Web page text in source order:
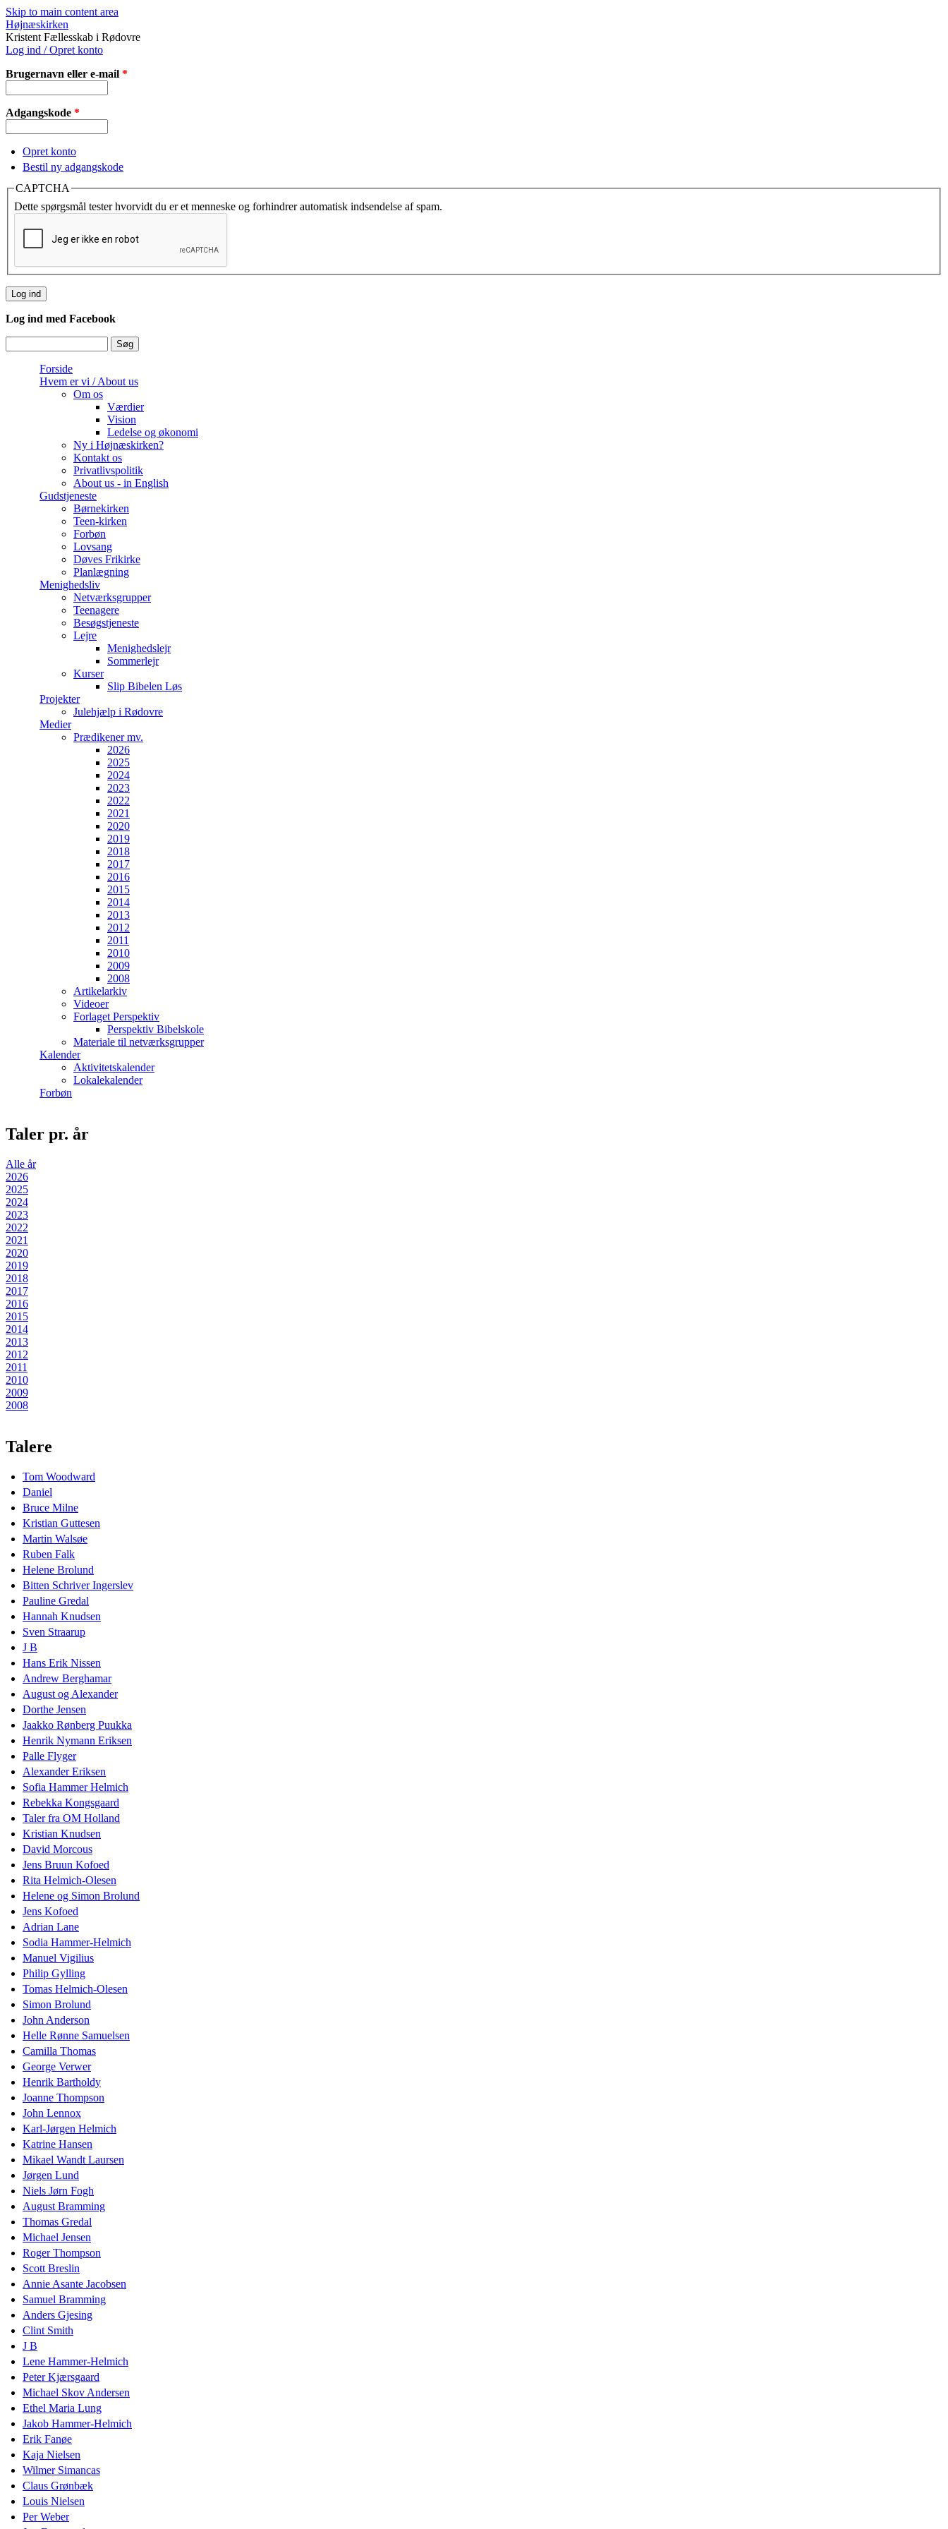
Skip to main content area
Højnæskirken
Kristent Fællesskab i Rødovre
Log ind / Opret konto
Brugernavn eller e-mail *
Adgangskode *
Opret konto
Bestil ny adgangskode
CAPTCHA
Dette spørgsmål tester hvorvidt du er et menneske og forhindrer automatisk indsendelse af spam.
Log ind med Facebook
Forside
Hvem er vi / About us
Om os
Værdier
Vision
Ledelse og økonomi
Ny i Højnæskirken?
Kontakt os
Privatlivspolitik
About us - in English
Gudstjeneste
Børnekirken
Teen-kirken
Forbøn
Lovsang
Døves Frikirke
Planlægning
Menighedsliv
Netværksgrupper
Teenagere
Besøgstjeneste
Lejre
Menighedslejr
Sommerlejr
Kurser
Slip Bibelen Løs
Projekter
Julehjælp i Rødovre
Medier
Prædikener mv.
2026
2025
2024
2023
2022
2021
2020
2019
2018
2017
2016
2015
2014
2013
2012
2011
2010
2009
2008
Artikelarkiv
Videoer
Forlaget Perspektiv
Perspektiv Bibelskole
Materiale til netværksgrupper
Kalender
Aktivitetskalender
Lokalekalender
Forbøn
Taler pr. år
Alle år
2026
2025
2024
2023
2022
2021
2020
2019
2018
2017
2016
2015
2014
2013
2012
2011
2010
2009
2008
Talere
Tom Woodward
Daniel
Bruce Milne
Kristian Guttesen
Martin Walsøe
Ruben Falk
Helene Brolund
Bitten Schriver Ingerslev
Pauline Gredal
Hannah Knudsen
Sven Straarup
J B
Hans Erik Nissen
Andrew Berghamar
August og Alexander
Dorthe Jensen
Jaakko Rønberg Puukka
Henrik Nymann Eriksen
Palle Flyger
Alexander Eriksen
Sofia Hammer Helmich
Rebekka Kongsgaard
Taler fra OM Holland
Kristian Knudsen
David Morcous
Jens Bruun Kofoed
Rita Helmich-Olesen
Helene og Simon Brolund
Jens Kofoed
Adrian Lane
Sodia Hammer-Helmich
Manuel Vigilius
Philip Gylling
Tomas Helmich-Olesen
Simon Brolund
John Anderson
Helle Rønne Samuelsen
Camilla Thomas
George Verwer
Henrik Bartholdy
Joanne Thompson
John Lennox
Karl-Jørgen Helmich
Katrine Hansen
Mikael Wandt Laursen
Jørgen Lund
Niels Jørn Fogh
August Bramming
Thomas Gredal
Michael Jensen
Roger Thompson
Scott Breslin
Annie Asante Jacobsen
Samuel Bramming
Anders Gjesing
Clint Smith
J B
Lene Hammer-Helmich
Peter Kjærsgaard
Michael Skov Andersen
Ethel Maria Lung
Jakob Hammer-Helmich
Erik Fanøe
Kaja Nielsen
Wilmer Simancas
Claus Grønbæk
Louis Nielsen
Per Weber